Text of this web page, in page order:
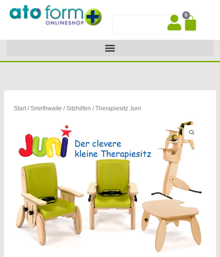
Inhalt
0
Start/Smirthwaite /Sitzhilfen / Therapiesitz Juni